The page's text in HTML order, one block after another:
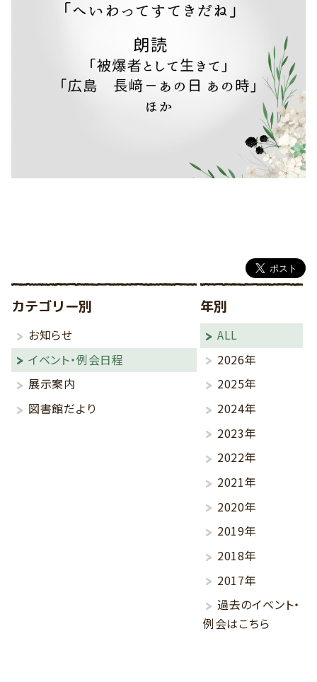
カテゴリー別
お知らせ
イベント・例会日程
展示案内
図書館だより
年別
ALL
2026年
2025年
2024年
2023年
2022年
2021年
2020年
2019年
2018年
2017年
過去のイベント・
例会はこちら